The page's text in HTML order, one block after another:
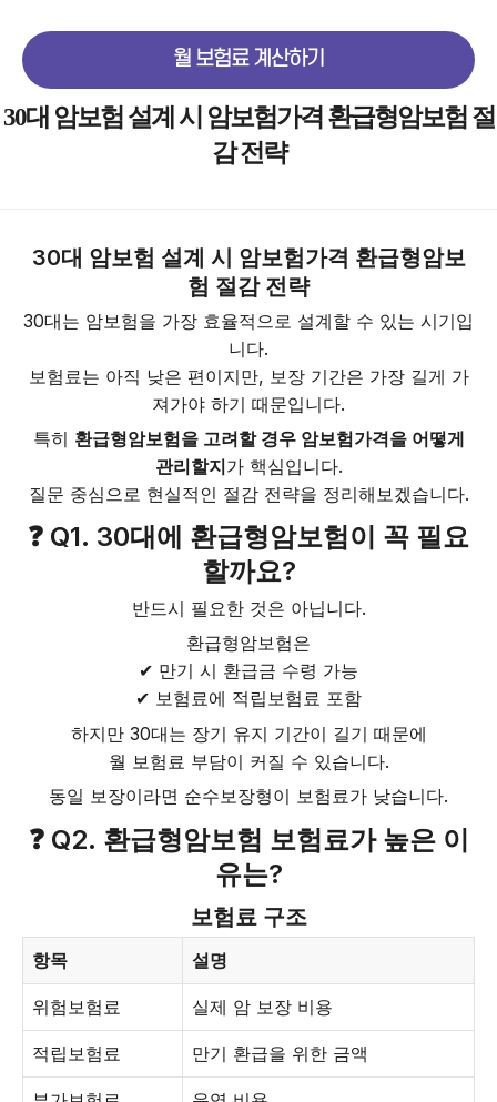
월 보험료 계산하기
30대 암보험 설계 시 암보험가격 환급형암보험 절
감 전략
30대 암보험 설계 시 암보험가격 환급형암보
험 절감 전략
30대는 암보험을 가장 효율적으로 설계할 수 있는 시기입
니다.
보험료는 아직 낮은 편이지만, 보장 기간은 가장 길게 가
져가야 하기 때문입니다.
특히 환급형암보험을 고려할 경우 암보험가격을 어떻게
관리할지가 핵심입니다.
질문 중심으로 현실적인 절감 전략을 정리해보겠습니다.
❓ Q1. 30대에 환급형암보험이 꼭 필요
할까요?
반드시 필요한 것은 아닙니다.
환급형암보험은
✔ 만기 시 환급금 수령 가능
✔ 보험료에 적립보험료 포함
하지만 30대는 장기 유지 기간이 길기 때문에
월 보험료 부담이 커질 수 있습니다.
동일 보장이라면 순수보장형이 보험료가 낮습니다.
❓ Q2. 환급형암보험 보험료가 높은 이
유는?
보험료 구조
항목 설명
위험보험료 실제 암 보장 비용
적립보험료 만기 환급을 위한 금액